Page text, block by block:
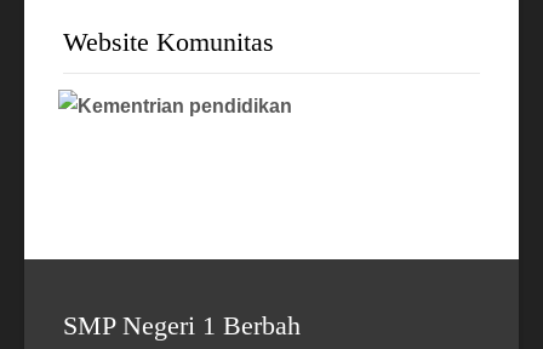
Website Komunitas
SMP Negeri 1 Berbah